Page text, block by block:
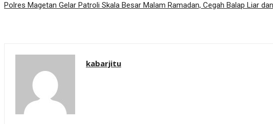
Polres Magetan Gelar Patroli Skala Besar Malam Ramadan, Cegah Balap Liar
kabarjitu